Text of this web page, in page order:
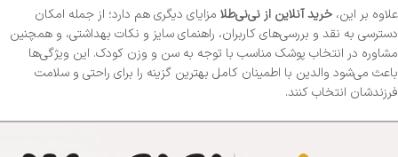
علاوه بر این، خرید آنلاین از نی‌نی‌طلا مزایای دیگری هم دارد؛ از جمله امکان
دسترسی به نقد و بررسی‌های کاربران، راهنمای سایز و نکات بهداشتی، و همچنین
مشاوره در انتخاب پوشک مناسب با توجه به سن و وزن کودک. این ویژگی‌ها
باعث می‌شود والدین با اطمینان کامل بهترین گزینه را برای راحتی و سلامت
فرزندشان انتخاب کنند.